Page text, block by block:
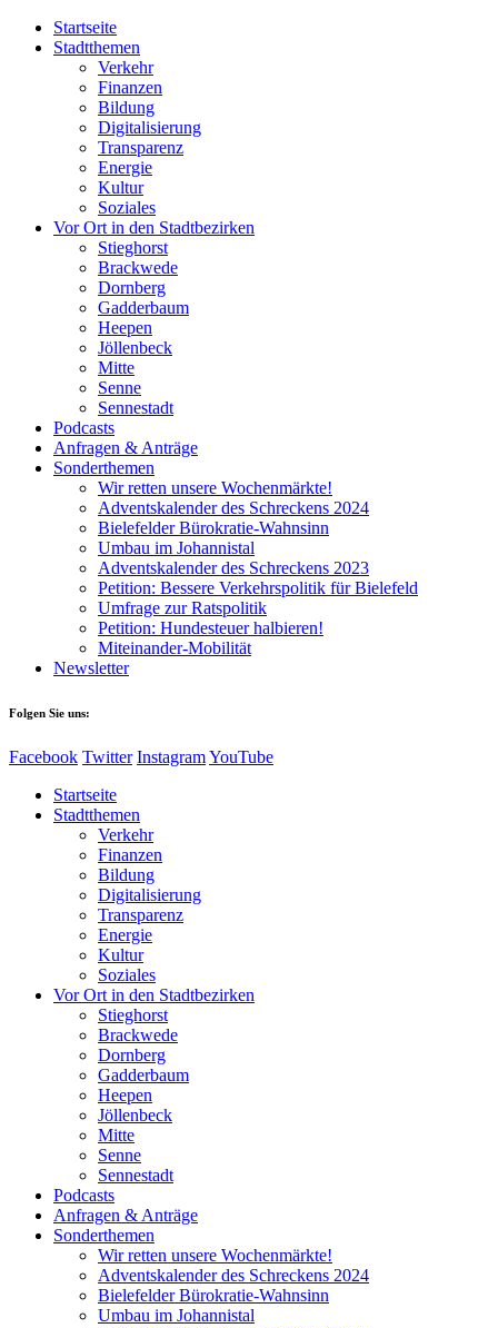
Startseite
Stadtthemen
Verkehr
Finanzen
Bildung
Digitalisierung
Transparenz
Energie
Kultur
Soziales
Vor Ort in den Stadtbezirken
Stieghorst
Brackwede
Dornberg
Gadderbaum
Heepen
Jöllenbeck
Mitte
Senne
Sennestadt
Podcasts
Anfragen & Anträge
Sonderthemen
Wir retten unsere Wochenmärkte!
Adventskalender des Schreckens 2024
Bielefelder Bürokratie-Wahnsinn
Umbau im Johannistal
Adventskalender des Schreckens 2023
Petition: Bessere Verkehrspolitik für Bielefeld​​
Umfrage zur Ratspolitik
Petition: Hundesteuer halbieren!
Miteinander-Mobilität
Newsletter
Folgen Sie uns:
Facebook Twitter InstagramYouTube
Startseite
Stadtthemen
Verkehr
Finanzen
Bildung
Digitalisierung
Transparenz
Energie
Kultur
Soziales
Vor Ort in den Stadtbezirken
Stieghorst
Brackwede
Dornberg
Gadderbaum
Heepen
Jöllenbeck
Mitte
Senne
Sennestadt
Podcasts
Anfragen & Anträge
Sonderthemen
Wir retten unsere Wochenmärkte!
Adventskalender des Schreckens 2024
Bielefelder Bürokratie-Wahnsinn
Umbau im Johannistal